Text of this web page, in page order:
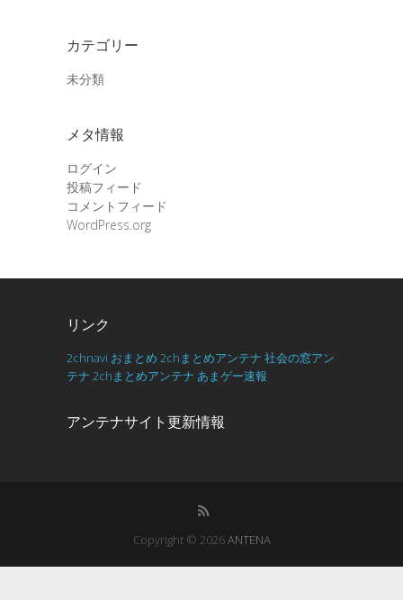
カテゴリー
未分類
メタ情報
ログイン
投稿フィード
コメントフィード
WordPress.org
リンク
2chnavi おまとめ 2chまとめアンテナ 社会の窓アン
テナ 2chまとめアンテナ あまゲー速報
アンテナサイト更新情報
Copyright © 2026ANTENA